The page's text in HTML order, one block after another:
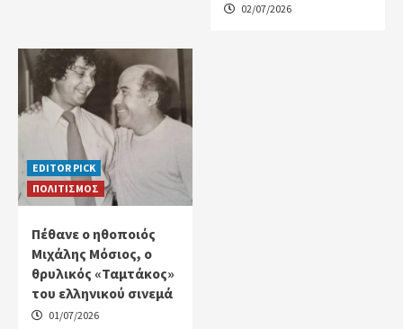
02/07/2026
EDITOR PICK
ΠΟΛΙΤΙΣΜΟΣ
Πέθανε ο ηθοποιός
Μιχάλης Μόσιος, ο
θρυλικός «Ταμτάκος»
του ελληνικού σινεμά
01/07/2026